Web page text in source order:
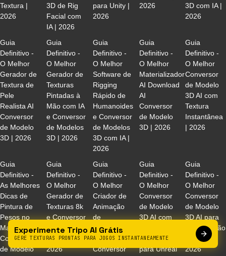
Experimente Tripo AI Grátis
GERE TEXTURAS PRONTAS PARA JOGOS INSTANTANEAMENTE
Textura |
2026
3D de Rig
Facial com
IA | 2026
para Unity |
2026
2026
3D com IA |
2026
Guia
Definitivo -
O Melhor
Gerador de
Textura de
Pele
Realista AI
Conversor
de Modelo
3D | 2026
Guia
Definitivo -
O Melhor
Gerador de
Texturas
Pintadas à
Mão com IA
e Conversor
de Modelos
3D | 2026
Guia
Definitivo -
O Melhor
Software de
Rigging
Rápido de
Humanoides
e Conversor
de Modelos
3D com IA |
2026
Guia
Definitivo -
O Melhor
Materializador
AI Download
AI
Conversor
de Modelo
3D | 2026
Guia
Definitivo -
O Melhor
Conversor
de Modelo
3D AI com
Textura
Instantânea
| 2026
Guia
Definitivo -
As Melhores
Dicas de
Pintura de
Pesos no
Maya e
Conversor
de Modelo
Guia
Definitivo -
O Melhor
Gerador de
Texturas 8k
e Conversor
de Modelos
3D com IA |
2026
Guia
Definitivo -
O Melhor
Criador de
Animação
de
Personagens
com IA e
Conversor
Guia
Definitivo -
O Melhor
Conversor
de Modelo
3D AI com
Control Rig
para Unreal
Guia
Definitivo -
O Melhor
Conversor
de Modelo
3D AI para
Texturização
3D Coat |
2026